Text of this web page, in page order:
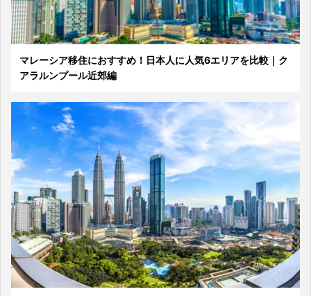
マレーシア移住におすすめ！日本人に人気6エリアを比較｜ク
アラルンプール近郊編